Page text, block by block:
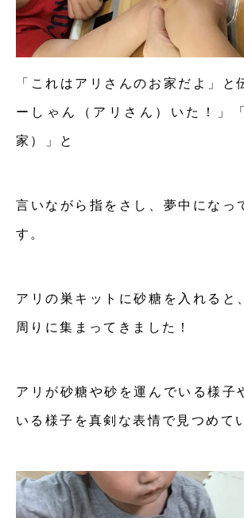
「これはアリさんのお家だよ」と
ーしゃん（アリさん）いた！」
家）」と
言いながら指をさし、夢中になっ
す。
アリの巣キットに砂糖を入れると
周りに集まってきました！
アリが砂糖や砂を運んでいる様子
いる様子を真剣な表情で見つめて